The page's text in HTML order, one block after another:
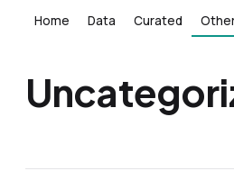
Home Data Curated